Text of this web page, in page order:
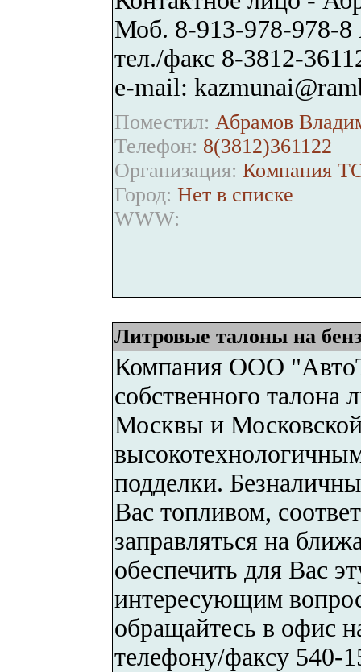
Моб. 8-913-978-978-8
тел./факс 8-3812-
e-mail:
Поместил: Абрамов
Телефон: 8(3812)361122
Организация: Компания
Город: Нет в списке
WWW:
Литровые талоны на
Компания ООО
собственного талона
Москвы и
подделки.
Вас топливом,
заправляться на
обеспечить для Вас
интересующим
обращайтесь в офис
телефону/факсу 540-